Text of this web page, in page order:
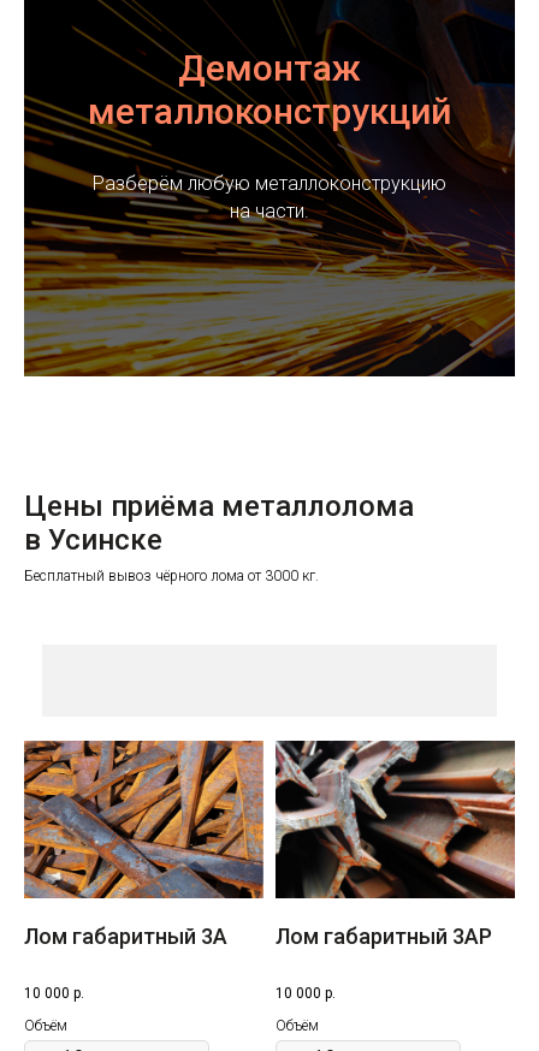
Демонтаж
металлоконструкций
Разберём любую металлоконструкцию
на части.
Цены приёма металлолома
в Усинске
Бесплатный вывоз чёрного лома от 3000 кг.
Лом габаритный 3A
10 000 р.
Объём
Лом габаритный 3AР
10 000 р.
Объём